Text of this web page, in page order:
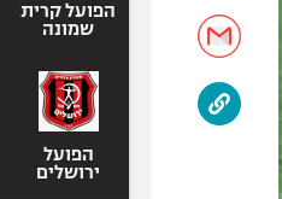
הפועל קרית
שמונה
הפועל
ירושלים